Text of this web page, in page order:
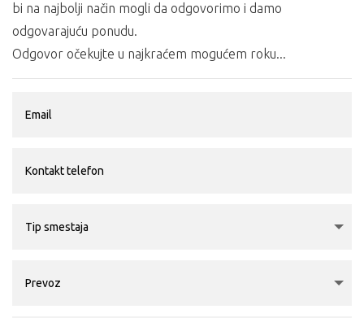
bi na najbolji način mogli da odgovorimo i damo
odgovarajuću ponudu.
Odgovor očekujte u najkraćem mogućem roku...